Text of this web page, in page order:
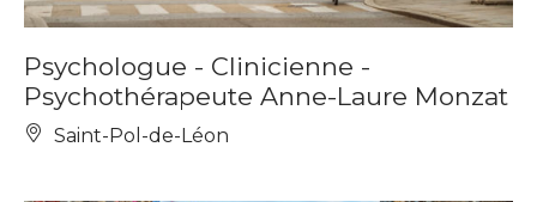
Psychologue - Clinicienne -
Psychothérapeute Anne-Laure Monzat
Saint-Pol-de-Léon